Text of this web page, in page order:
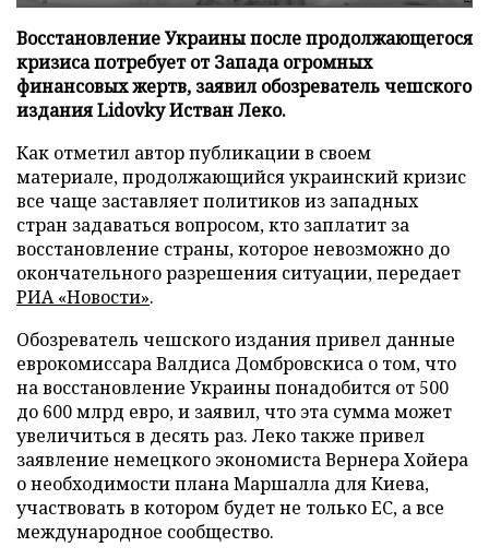
Восстановление Украины после продолжающегося
кризиса потребует от Запада огромных
финансовых жертв, заявил обозреватель чешского
издания Lidovky Истван Леко.
Как отметил автор публикации в своем
материале, продолжающийся украинский кризис
все чаще заставляет политиков из западных
стран задаваться вопросом, кто заплатит за
восстановление страны, которое невозможно до
окончательного разрешения ситуации, передает
РИА «Новости».
Обозреватель чешского издания привел данные
еврокомиссара Валдиса Домбровскиса о том, что
на восстановление Украины понадобится от 500
до 600 млрд евро, и заявил, что эта сумма может
увеличиться в десять раз. Леко также привел
заявление немецкого экономиста Вернера Хойера
о необходимости плана Маршалла для Киева,
участвовать в котором будет не только ЕС, а все
международное сообщество.